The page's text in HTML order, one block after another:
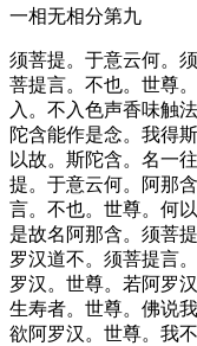
一相无相分第九
须菩提。于意云何。
菩提言。不也。世尊
入。不入色声香味触
陀含能作是念。我得
以故。斯陀含。名一
提。于意云何。阿那
言。不也。世尊。何
是故名阿那含。须菩
罗汉道不。须菩提言
罗汉。世尊。若阿罗
生寿者。世尊。佛说
欲阿罗汉。世尊。我